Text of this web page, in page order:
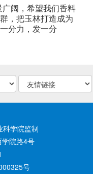
阔，希望我们香料
，把玉林打造成为
分力，发一分
学院监制
院路4号
号